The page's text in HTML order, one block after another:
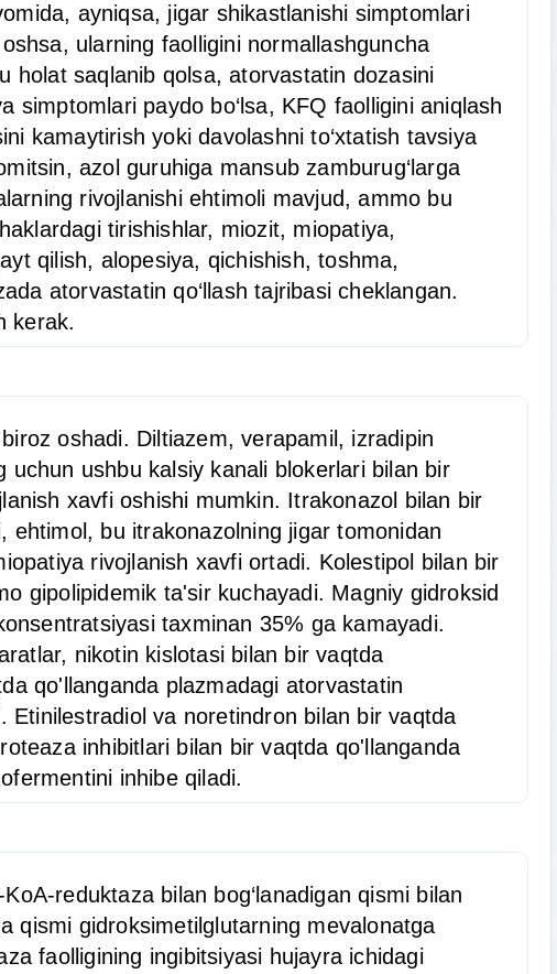
ayniqsa, jigar shikastlanishi simptomlari
ularning faolligini normallashguncha
holat saqlanib qolsa, atorvastatin dozasini
simptomlari paydo bo‘lsa, KFQ faolligini aniqlash
kamaytirish yoki davolashni to‘xtatish tavsiya
azol guruhiga mansub zamburug‘larga
rivojlanishi ehtimoli mavjud, ammo bu
tirishishlar, miozit, miopatiya,
qilish, alopesiya, qichishish, toshma,
atorvastatin qo‘llash tajribasi cheklangan.
kerak.
oshadi. Diltiazem, verapamil, izradipin
ushbu kalsiy kanali blokerlari bilan bir
xavfi oshishi mumkin. Itrakonazol bilan bir
bu itrakonazolning jigar tomonidan
rivojlanish xavfi ortadi. Kolestipol bilan bir
gipolipidemik ta'sir kuchayadi. Magniy gidroksid
taxminan 35% ga kamayadi.
nikotin kislotasi bilan bir vaqtda
qo'llanganda plazmadagi atorvastatin
va noretindron bilan bir vaqtda
inhibitlari bilan bir vaqtda qo'llanganda
inhibe qiladi.
reduktaza bilan bog‘lanadigan qismi bilan
qismi gidroksimetilglutarning mevalonatga
faolligining ingibitsiyasi hujayra ichidagi